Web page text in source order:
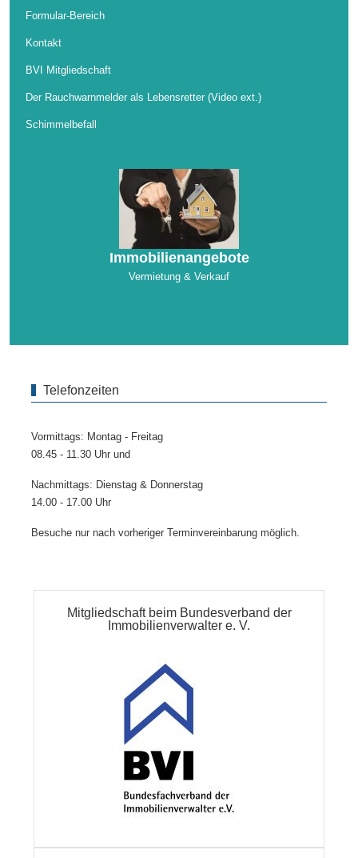
Formular-Bereich
Kontakt
BVI Mitgliedschaft
Der Rauchwarnmelder als Lebensretter (Video ext.)
Schimmelbefall
Immobilienangebote
Vermietung & Verkauf
Telefonzeiten
Vormittags: Montag - Freitag
08.45 - 11.30 Uhr und
Nachmittags: Dienstag & Donnerstag
14.00 - 17.00 Uhr
Besuche nur nach vorheriger Terminvereinbarung möglich.
Mitgliedschaft beim Bundesverband der
Immobilienverwalter e. V.